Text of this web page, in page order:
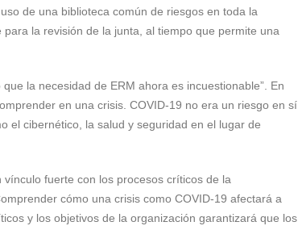
de una biblioteca común de riesgos en toda la
la revisión de la junta, al tiempo que permite una
la necesidad de ERM ahora es incuestionable”. En
en una crisis. COVID-19 no era un riesgo en sí
el cibernético, la salud y seguridad en el lugar de
fuerte con los procesos críticos de la
cómo una crisis como COVID-19 afectará a
y los objetivos de la organización garantizará que los